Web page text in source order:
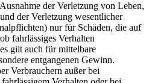
der Verletzung von Leben,
der Verletzung wesentlicher
nur für Schäden, die auf
fahrlässiges Verhalten
gilt auch für mittelbare
entgangenen Gewinn.
Verbrauchern außer bei